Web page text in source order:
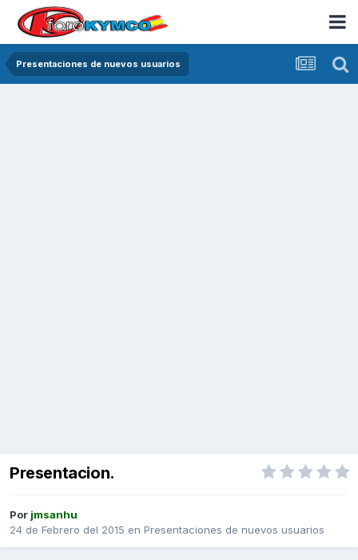
Presentaciones de nuevos usuarios
Presentacion.
Por jmsanhu
24 de Febrero del 2015 en Presentaciones de nuevos usuarios